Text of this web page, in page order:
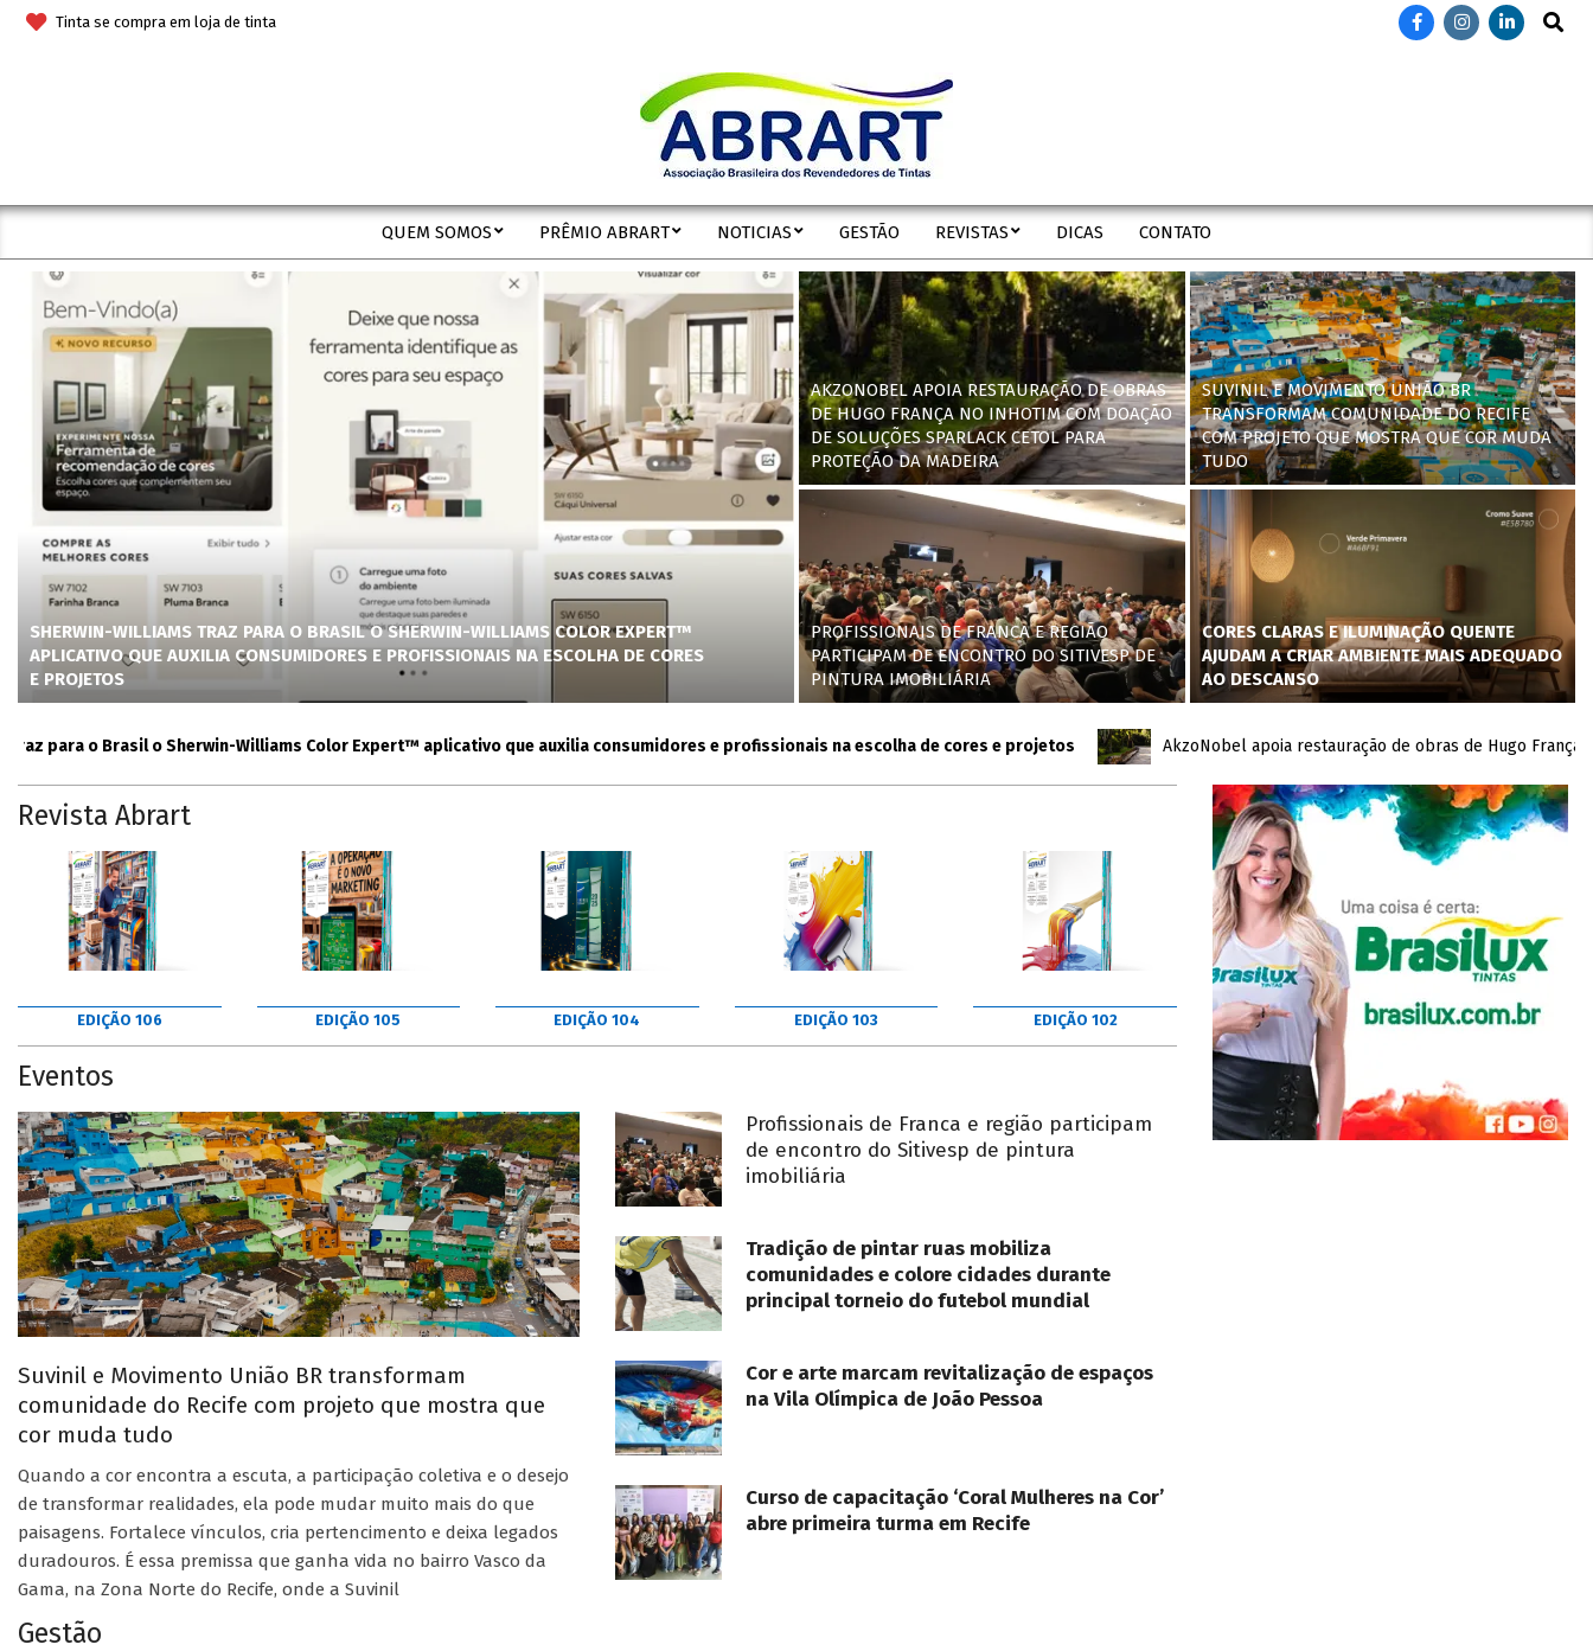
Skip
Tinta se compra em loja de tinta
Search
ABRART
Secondary
Navigation
Menu
QUEM SOMOS PRÊMIO ABRART NOTICIAS GESTÃO REVISTAS DICAS CONTATO
SHERWIN-WILLIAMS TRAZ PARA O BRASIL O SHERWIN-WILLIAMS COLOR EXPERT™
APLICATIVO QUE AUXILIA CONSUMIDORES E PROFISSIONAIS NA ESCOLHA DE CORES
E PROJETOS
AKZONOBEL APOIA RESTAURAÇÃO DE OBRAS
DE HUGO FRANÇA NO INHOTIM COM DOAÇÃO
DE SOLUÇÕES SPARLACK CETOL PARA
PROTEÇÃO DA MADEIRA
SUVINIL E MOVIMENTO UNIÃO BR
TRANSFORMAM COMUNIDADE DO RECIFE
COM PROJETO QUE MOSTRA QUE COR MUDA
TUDO
PROFISSIONAIS DE FRANCA E REGIÃO
PARTICIPAM DE ENCONTRO DO SITIVESP DE
PINTURA IMOBILIÁRIA
CORES CLARAS E ILUMINAÇÃO QUENTE
AJUDAM A CRIAR AMBIENTE MAIS ADEQUADO
AO DESCANSO
o Brasil o Sherwin-Williams Color Expert™ aplicativo que auxilia consumidores e profissionais na escolha de cores e projetos AkzoNobel apoia restauração de obras de Hugo França no
Revista Abrart
EDIÇÃO 106 EDIÇÃO 105 EDIÇÃO 104 EDIÇÃO 103 EDIÇÃO 102
Eventos
Suvinil e Movimento União BR transformam
comunidade do Recife com projeto que mostra que
cor muda tudo
Quando a cor encontra a escuta, a participação coletiva e o desejo
de transformar realidades, ela pode mudar muito mais do que
paisagens. Fortalece vínculos, cria pertencimento e deixa legados
duradouros. É essa premissa que ganha vida no bairro Vasco da
Gama, na Zona Norte do Recife, onde a Suvinil
Profissionais de Franca e região participam
de encontro do Sitivesp de pintura
imobiliária
Tradição de pintar ruas mobiliza
comunidades e colore cidades durante
principal torneio do futebol mundial
Cor e arte marcam revitalização de espaços
na Vila Olímpica de João Pessoa
Curso de capacitação ‘Coral Mulheres na Cor’
abre primeira turma em Recife
Gestão